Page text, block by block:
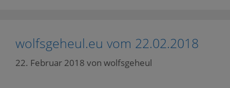
wolfsgeheul.eu vom 22.02.2018
22. Februar 2018 von wolfsgeheul